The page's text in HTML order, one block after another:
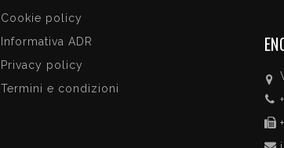
Cookie policy
Informativa ADR
Privacy policy
Termini e condizioni